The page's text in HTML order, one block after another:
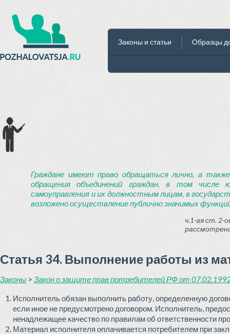
Законы и статьи Образцы
Граждане имеют право обращаться лично, а
обращения объединений граждан, в том числе
самоуправления и их должностным лицам, в
возложено осуществление публично значимых
ч.1-ая ст. 2-
Статья 34. Выполнение работы из
Законы > Закон о защите прав потребителей РФ от
Исполнитель обязан выполнить работу, определенную
если иное не предусмотрено договором. Исполнитель,
ненадлежащее качество по правилам об ответственности
Материал исполнителя оплачивается потребителем при